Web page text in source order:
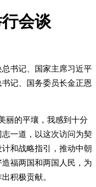
会谈
书记、国家主席习近平
记、国务委员长金正恩
丽的平壤，我感到十分
一道，以这次访问为契
和战略指引，推动中朝
福两国和两国人民，为
积极贡献。